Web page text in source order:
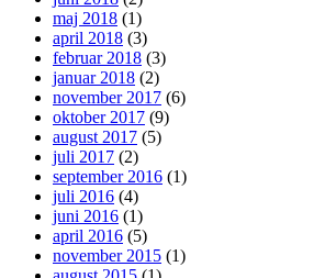
maj 2018 (1)
april 2018 (3)
februar 2018 (3)
januar 2018 (2)
november 2017 (6)
oktober 2017 (9)
august 2017 (5)
juli 2017 (2)
september 2016 (1)
juli 2016 (4)
juni 2016 (1)
april 2016 (5)
november 2015 (1)